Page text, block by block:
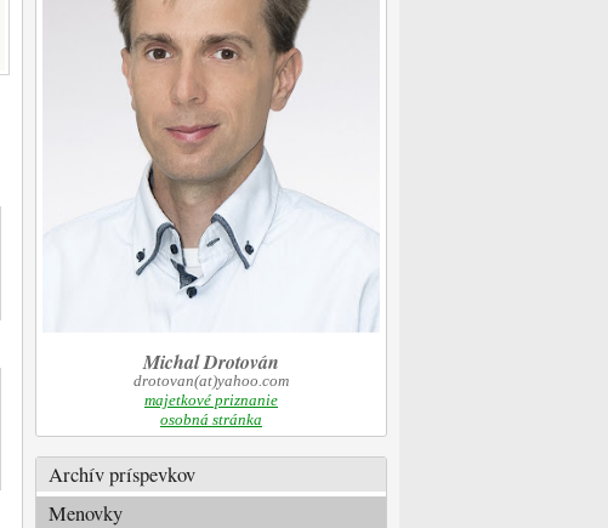
Michal Drotován
drotovan(at)yahoo.com
majetkové priznanie
osobná stránka
Archív príspevkov
Menovky